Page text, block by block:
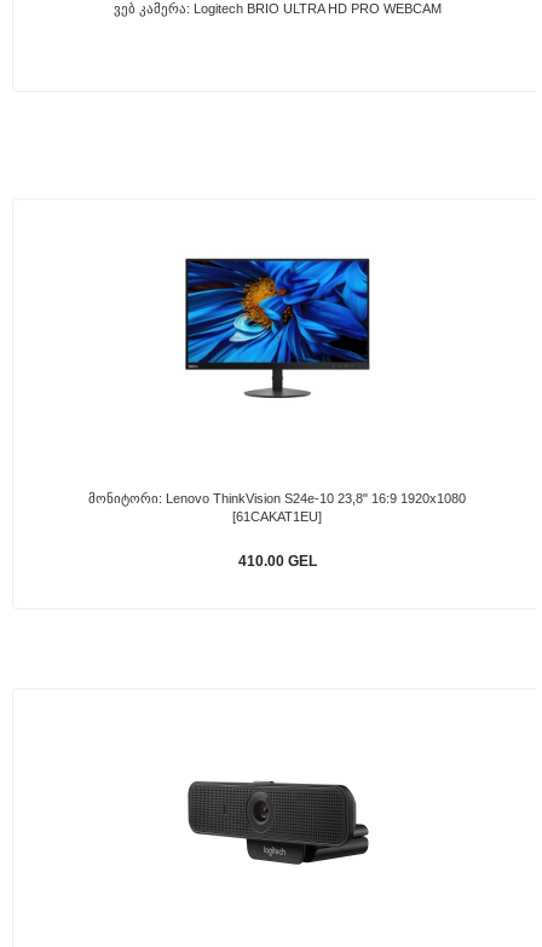
Ვებ Კამერა: Logitech BRIO ULTRA HD PRO WEBCAM
Მონიტორი: Lenovo ThinkVision S24e-10 23,8" 16:9 1920x1080
[61CAKAT1EU]
410.00 GEL